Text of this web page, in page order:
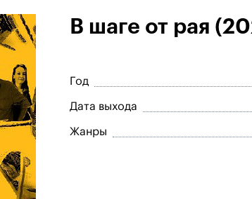
В шаге от рая
Год
Дата выхода
Жанры